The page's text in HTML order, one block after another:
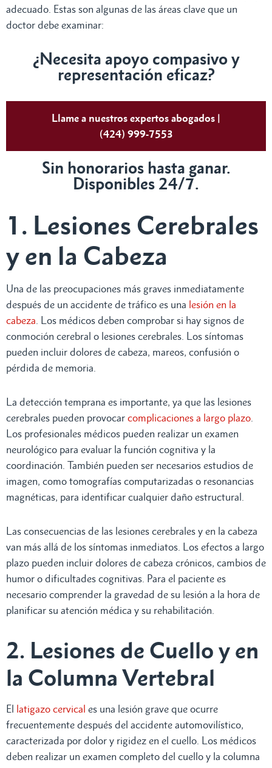
adecuado. Estas son algunas de las áreas clave que un
doctor debe examinar:
¿Necesita apoyo compasivo y
representación eficaz?
Llame a nuestros expertos abogados |
(424) 999-7553
Sin honorarios hasta ganar.
Disponibles 24/7.
1. Lesiones Cerebrales
y en la Cabeza
Una de las preocupaciones más graves inmediatamente
después de un accidente de tráfico es una lesión en la
cabeza . Los médicos deben comprobar si hay signos de
conmoción cerebral o lesiones cerebrales. Los síntomas
pueden incluir dolores de cabeza, mareos, confusión o
pérdida de memoria.
La detección temprana es importante, ya que las lesiones
cerebrales pueden provocar complicaciones a largo plazo
Los profesionales médicos pueden realizar un examen
neurológico para evaluar la función cognitiva y la
coordinación. También pueden ser necesarios estudios de
imagen, como tomografías computarizadas o resonancias
magnéticas, para identificar cualquier daño estructural.
Las consecuencias de las lesiones cerebrales y en la cabeza
van más allá de los síntomas inmediatos. Los efectos a largo
plazo pueden incluir dolores de cabeza crónicos, cambios de
humor o dificultades cognitivas. Para el paciente es
necesario comprender la gravedad de su lesión a la hora de
planificar su atención médica y su rehabilitación.
2. Lesiones de Cuello y en
la Columna Vertebral
El latigazo cervical es una lesión grave que ocurre
frecuentemente después del accidente automovilístico,
caracterizada por dolor y rigidez en el cuello. Los médicos
deben realizar un examen completo del cuello y la columna